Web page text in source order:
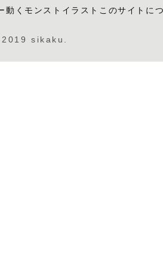
動くモンストイラスト このサイトに
sikaku.